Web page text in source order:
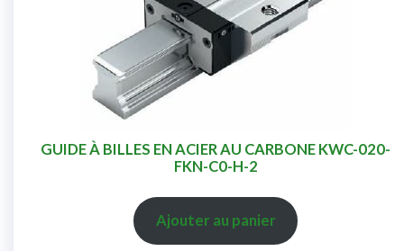
GUIDE À BILLES EN ACIER AU CARBONE KWC-020-
FKN-C0-H-2
Ajouter au panier